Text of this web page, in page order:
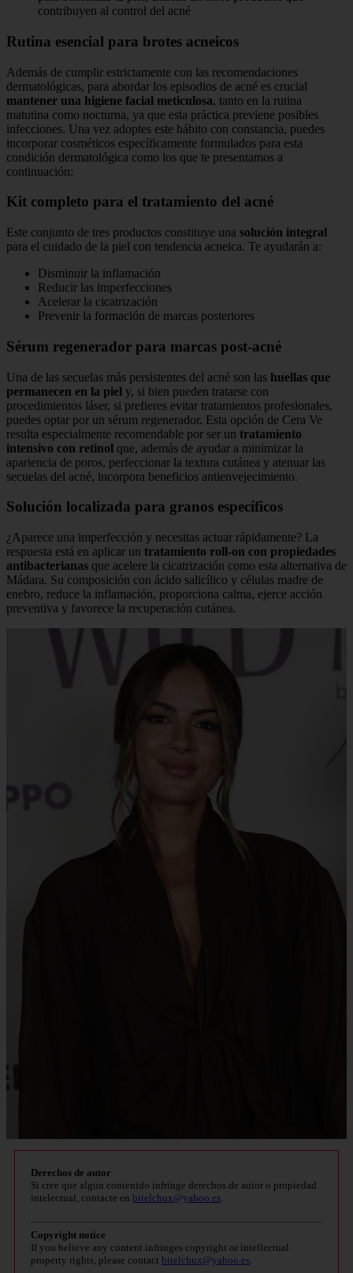
contribuyen al control del acné
Rutina esencial para brotes acneicos
Además de cumplir estrictamente con las recomendaciones
dermatológicas, para abordar los episodios de acné es crucial
mantener una higiene facial meticulosa, tanto en la rutina
matutina como nocturna, ya que esta práctica previene posibles
infecciones. Una vez adoptes este hábito con constancia, puedes
incorporar cosméticos específicamente formulados para esta
condición dermatológica como los que te presentamos a
continuación:
Kit completo para el tratamiento del acné
Este conjunto de tres productos constituye una solución integral
para el cuidado de la piel con tendencia acneica. Te ayudarán a:
Disminuir la inflamación
Reducir las imperfecciones
Acelerar la cicatrización
Prevenir la formación de marcas posteriores
Sérum regenerador para marcas post-acné
Una de las secuelas más persistentes del acné son las huellas que
permanecen en la piel y, si bien pueden tratarse con
procedimientos láser, si prefieres evitar tratamientos profesionales,
puedes optar por un sérum regenerador. Esta opción de Cera Ve
resulta especialmente recomendable por ser un tratamiento
intensivo con retinol que, además de ayudar a minimizar la
apariencia de poros, perfeccionar la textura cutánea y atenuar las
secuelas del acné, incorpora beneficios antienvejecimiento.
Solución localizada para granos específicos
¿Aparece una imperfección y necesitas actuar rápidamente? La
respuesta está en aplicar un tratamiento roll-on con propiedades
antibacterianas que acelere la cicatrización como esta alternativa de
Mádara. Su composición con ácido salicílico y células madre de
enebro, reduce la inflamación, proporciona calma, ejerce acción
preventiva y favorece la recuperación cutánea.
Derechos de autor
Si cree que algún contenido infringe derechos de autor o propiedad
intelectual, contacte en bitelchux@yahoo.es
Copyright notice
If you believe any content infringes copyright or intellectual
property rights, please contact bitelchux@yahoo.es